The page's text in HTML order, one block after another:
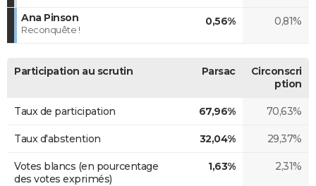
Ana Pinson
Reconquête !
0,56% 0,81%
Participation au scrutin Parsac
Circonscri
ption
Taux de participation 67,96% 70,63%
Taux d'abstention 32,04% 29,37%
Votes blancs (en pourcentage
des votes exprimés)
1,63% 2,31%